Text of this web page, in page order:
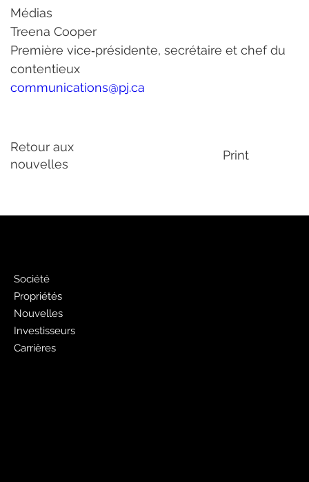
Médias
Treena Cooper
Première vice‑présidente, secrétaire et chef du
contentieux
communications@pj.ca
Retour aux
nouvelles
Print
Société
Propriétés
Nouvelles
Investisseurs
Carrières